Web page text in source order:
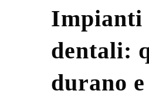
Impianti
dentali:
durano e